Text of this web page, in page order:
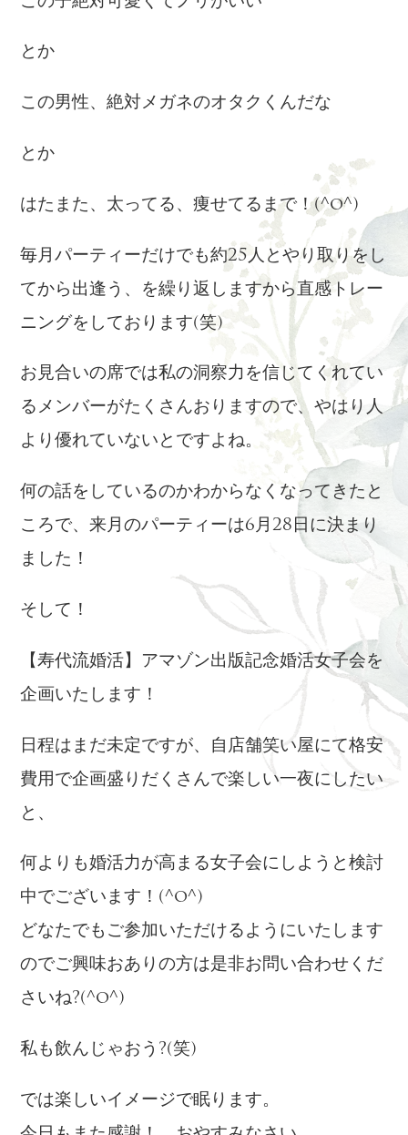
とか
この男性、絶対メガネのオタクくんだな
とか
はたまた、太ってる、痩せてるまで！(^o^)
毎月パーティーだけでも約25人とやり取りをし
てから出逢う、を繰り返しますから直感トレー
ニングをしております(笑)
お見合いの席では私の洞察力を信じてくれてい
るメンバーがたくさんおりますので、やはり人
より優れていないとですよね。
何の話をしているのかわからなくなってきたと
ころで、来月のパーティーは6月28日に決まり
ました！
そして！
【寿代流婚活】アマゾン出版記念婚活女子会を
企画いたします！
日程はまだ未定ですが、自店舗笑い屋にて格安
費用で企画盛りだくさんで楽しい一夜にしたい
と、
何よりも婚活力が高まる女子会にしようと検討
中でございます！(^o^)
どなたでもご参加いただけるようにいたします
のでご興味おありの方は是非お問い合わせくだ
さいね?(^o^)
私も飲んじゃおう?(笑)
では楽しいイメージで眠ります。